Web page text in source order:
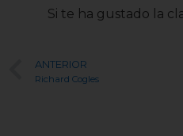
Si te ha gustado la
ANTERIOR
Richard Cogles